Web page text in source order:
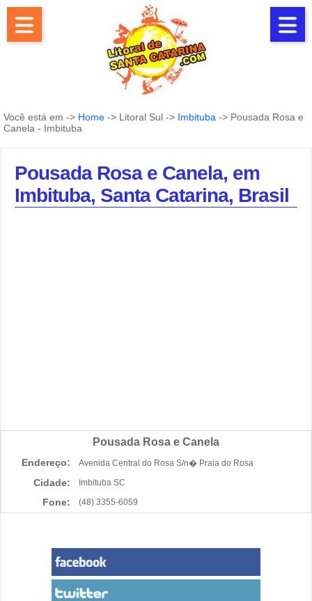
Você está em -> Home -> Litoral Sul -> Imbituba -> Pousada Rosa e
Canela - Imbituba
Pousada Rosa e Canela, em
Imbituba, Santa Catarina, Brasil
Pousada Rosa e Canela
Endereço: Avenida Central do Rosa S/n� Praia do Rosa
Cidade: Imbituba SC
Fone: (48) 3355-6059